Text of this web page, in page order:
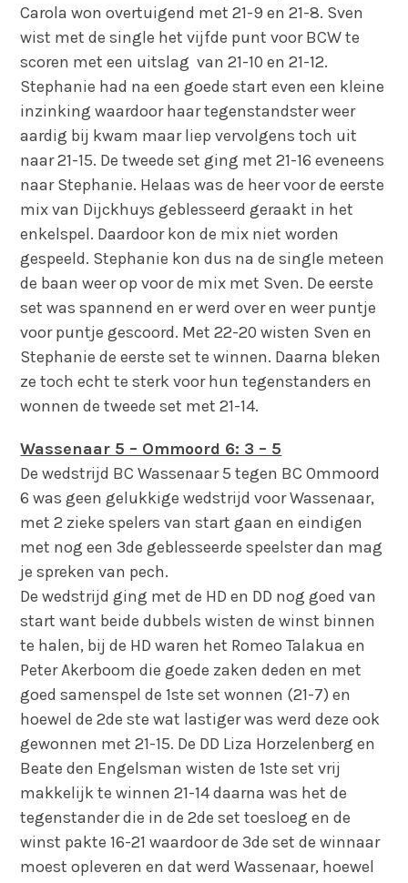
Carola won overtuigend met 21-9 en 21-8. Sven
wist met de single het vijfde punt voor BCW te
scoren met een uitslag van 21-10 en 21-12.
Stephanie had na een goede start even een kleine
inzinking waardoor haar tegenstandster weer
aardig bij kwam maar liep vervolgens toch uit
naar 21-15. De tweede set ging met 21-16 eveneens
naar Stephanie. Helaas was de heer voor de eerste
mix van Dijckhuys geblesseerd geraakt in het
enkelspel. Daardoor kon de mix niet worden
gespeeld. Stephanie kon dus na de single meteen
de baan weer op voor de mix met Sven. De eerste
set was spannend en er werd over en weer puntje
voor puntje gescoord. Met 22-20 wisten Sven en
Stephanie de eerste set te winnen. Daarna bleken
ze toch echt te sterk voor hun tegenstanders en
wonnen de tweede set met 21-14.
Wassenaar 5 – Ommoord 6: 3 – 5
De wedstrijd BC Wassenaar 5 tegen BC Ommoord
6 was geen gelukkige wedstrijd voor Wassenaar,
met 2 zieke spelers van start gaan en eindigen
met nog een 3de geblesseerde speelster dan mag
je spreken van pech.
De wedstrijd ging met de HD en DD nog goed van
start want beide dubbels wisten de winst binnen
te halen, bij de HD waren het Romeo Talakua en
Peter Akerboom die goede zaken deden en met
goed samenspel de 1ste set wonnen (21-7) en
hoewel de 2de ste wat lastiger was werd deze ook
gewonnen met 21-15. De DD Liza Horzelenberg en
Beate den Engelsman wisten de 1ste set vrij
makkelijk te winnen 21-14 daarna was het de
tegenstander die in de 2de set toesloeg en de
winst pakte 16-21 waardoor de 3de set de winnaar
moest opleveren en dat werd Wassenaar, hoewel